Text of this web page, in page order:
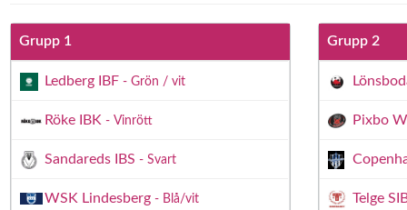
Grupp 1
Ledberg IBF - Grön / vit
Röke IBK - Vinrött
Sandareds IBS - Svart
WSK Lindesberg - Blå/vit
Grupp 2
Pixbo
Telge